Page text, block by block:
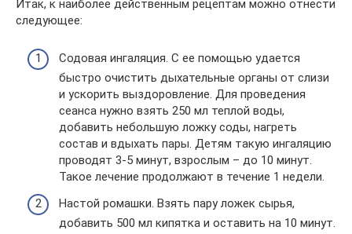
Итак, к наиболее действенным рецептам можно отнести
следующее:
Содовая ингаляция. С ее помощью удается
быстро очистить дыхательные органы от слизи
и ускорить выздоровление. Для проведения
сеанса нужно взять 250 мл теплой воды,
добавить небольшую ложку соды, нагреть
состав и вдыхать пары. Детям такую ингаляцию
проводят 3-5 минут, взрослым – до 10 минут.
Такое лечение продолжают в течение 1 недели.
Настой ромашки. Взять пару ложек сырья,
добавить 500 мл кипятка и оставить на 10 минут.